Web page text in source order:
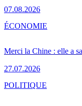
07.08.2026
Merci la Chine : elle a
27.07.2026
ÉCONOMIE
POLITIQUE